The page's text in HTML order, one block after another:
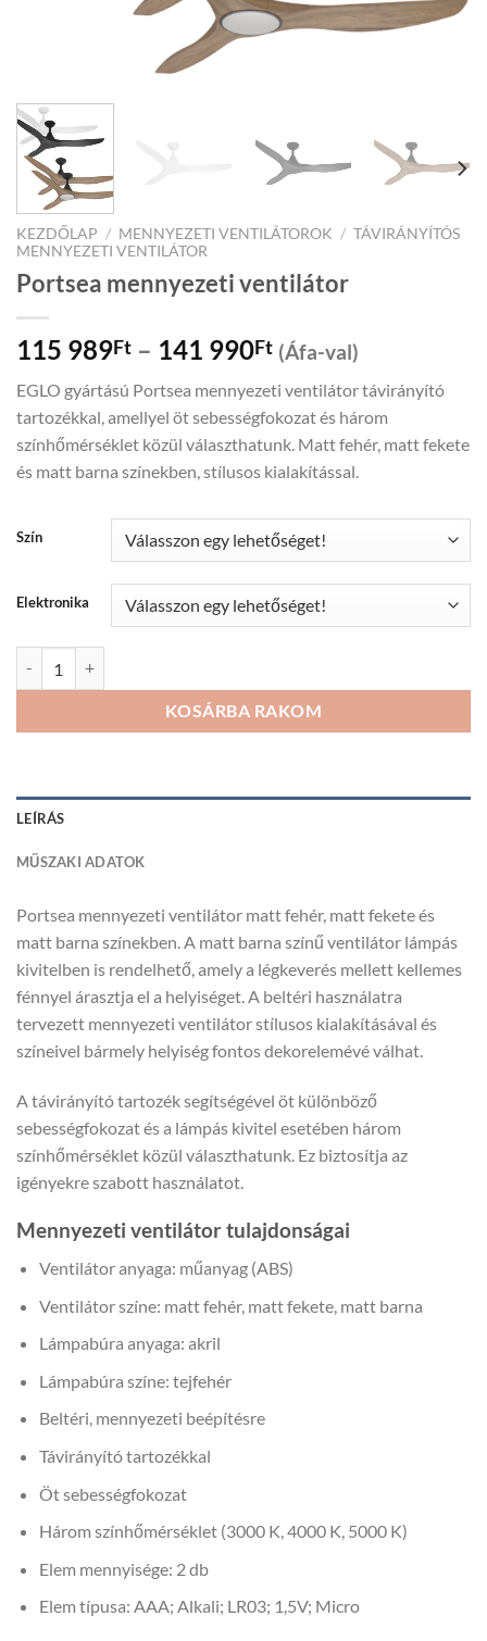
KEZDŐLAP / MENNYEZETI VENTILÁTOROK / TÁVIRÁNYÍTÓS
MENNYEZETI VENTILÁTOR
Portsea mennyezeti ventilátor
115 989Ft – 141 990FtPrice
115
989Ft
through
141
(Áfa-val)
EGLO gyártású Portsea mennyezeti ventilátor távirányító
tartozékkal, amellyel öt sebességfokozat és három
színhőmérséklet közül választhatunk. Matt fehér, matt fekete
és matt barna színekben, stílusos kialakítással.
Szín
Elektronika
KOSÁRBA RAKOM
LEÍRÁS
MŰSZAKI ADATOK
Portsea mennyezeti ventilátor matt fehér, matt fekete és
matt barna színekben. A matt barna színű ventilátor lámpás
kivitelben is rendelhető, amely a légkeverés mellett kellemes
fénnyel árasztja el a helyiséget. A beltéri használatra
tervezett mennyezeti ventilátor stílusos kialakításával és
színeivel bármely helyiség fontos dekorelemévé válhat.
A távirányító tartozék segítségével öt különböző
sebességfokozat és a lámpás kivitel esetében három
színhőmérséklet közül választhatunk. Ez biztosítja az
igényekre szabott használatot.
Mennyezeti ventilátor tulajdonságai
Ventilátor anyaga: műanyag (ABS)
Ventilátor színe: matt fehér, matt fekete, matt barna
Lámpabúra anyaga: akril
Lámpabúra színe: tejfehér
Beltéri, mennyezeti beépítésre
Távirányító tartozékkal
Öt sebességfokozat
Három színhőmérséklet (3000 K, 4000 K, 5000 K)
Elem mennyisége: 2 db
Elem típusa: AAA; Alkali; LR03; 1,5V; Micro